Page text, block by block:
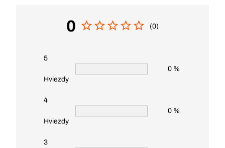
0 (0)
5
Hviezdy
0 %
4
Hviezdy
0 %
3